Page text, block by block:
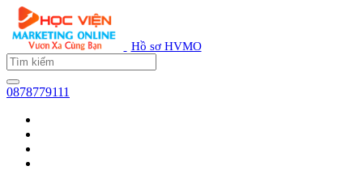
Hồ sơ HVMO
0878779111